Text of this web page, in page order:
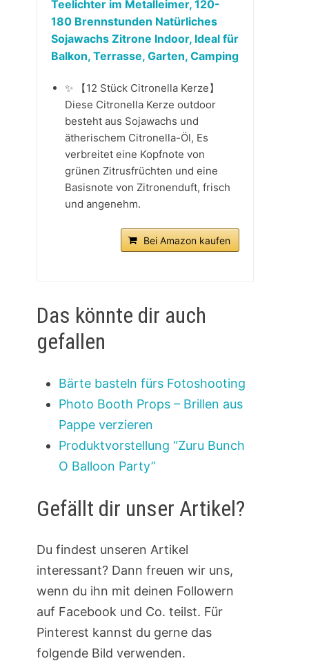
Teelichter im Metalleimer, 120-
180 Brennstunden Natürliches
Sojawachs Zitrone Indoor, Ideal für
Balkon, Terrasse, Garten, Camping
✨ 【12 Stück Citronella Kerze】
Diese Citronella Kerze outdoor
besteht aus Sojawachs und
ätherischem Citronella-Öl, Es
verbreitet eine Kopfnote von
grünen Zitrusfrüchten und eine
Basisnote von Zitronenduft, frisch
und angenehm.
Bei Amazon kaufen
Das könnte dir auch
gefallen
Bärte basteln fürs Fotoshooting
Photo Booth Props – Brillen aus
Pappe verzieren
Produktvorstellung “Zuru Bunch
O Balloon Party”
Gefällt dir unser Artikel?
Du findest unseren Artikel
interessant? Dann freuen wir uns,
wenn du ihn mit deinen Followern
auf Facebook und Co. teilst. Für
Pinterest kannst du gerne das
folgende Bild verwenden.